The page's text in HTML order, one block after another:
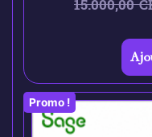
Promo !